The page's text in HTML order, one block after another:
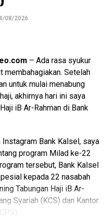
Twitter/X
pendidikan ini diharapkan
pendidikan para siswa
mereka untuk
bagian dari komitmen
Pendidikan, sebagai
dana zakat, infak, dan
manfaat nyata
khususnya dalam
terhadap pendidikan.
siswa(i) penerima manfaat
proses
terbebani oleh
Pendidikan menjadi salah
kualitas
membuka peluang bagi
08/2026
– Ada rasa syukur
membahagiakan. Setelah
untuk mulai menabung
akhirnya hari ini saya
iB Ar-Rahman di Bank
Bank Kalsel, saya
program Milad ke-22
tersebut, Bank Kalsel
kepada 22 nasabah
Tabungan Haji iB Ar-
Syariah (KCS) dan Kantor